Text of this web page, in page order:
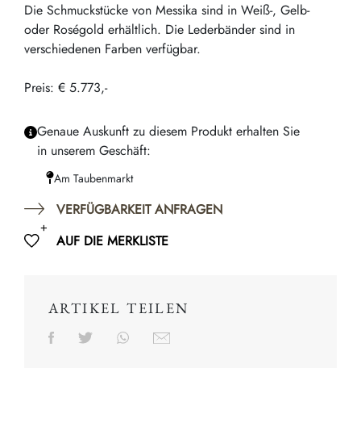
Die Schmuckstücke von Messika sind in Weiß-, Gelb-
oder Roségold erhältlich. Die Lederbänder sind in
verschiedenen Farben verfügbar.
Preis: € 5.773,-
Genaue Auskunft zu diesem Produkt erhalten Sie
in unserem Geschäft:
Am Taubenmarkt
VERFÜGBARKEIT ANFRAGEN
AUF DIE MERKLISTE
ARTIKEL TEILEN